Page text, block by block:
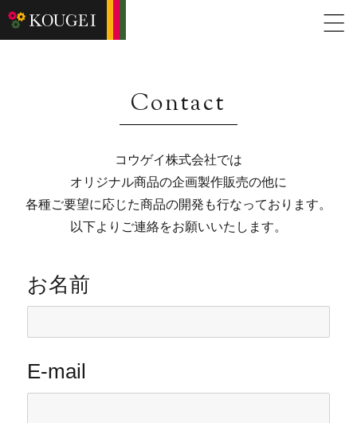
Contact
コウゲイ株式会社では
オリジナル商品の企画製作販売の他に
各種ご要望に応じた商品の開発も行なっております。
以下よりご連絡をお願いいたします。
お名前
E-mail